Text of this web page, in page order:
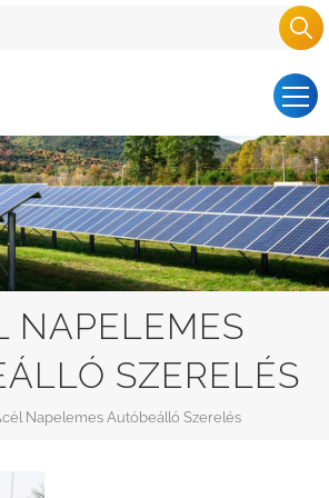
NAPELEMES
SZERELÉS
Napelemes Autóbeálló Szerelés